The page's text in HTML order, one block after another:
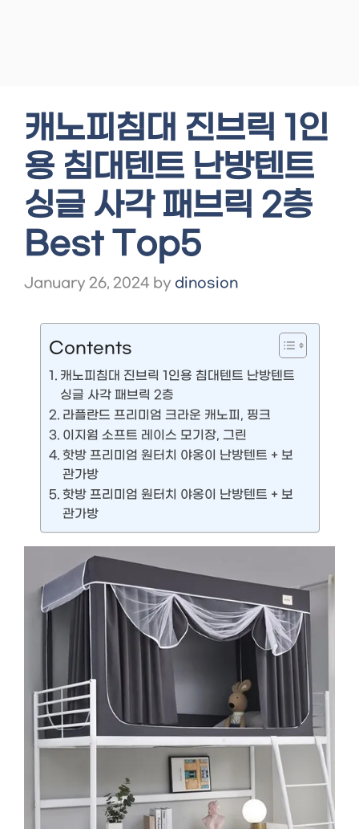
캐노피침대 진브릭 1인
용 침대텐트 난방텐트
싱글 사각 패브릭 2층
Best Top5
January 26, 2024 by dinosion
Contents
캐노피침대 진브릭 1인용 침대텐트 난방텐트
싱글 사각 패브릭 2층
라플란드 프리미엄 크라운 캐노피, 핑크
이지웜 소프트 레이스 모기장, 그린
핫방 프리미엄 원터치 야옹이 난방텐트 + 보
관가방
핫방 프리미엄 원터치 야옹이 난방텐트 + 보
관가방